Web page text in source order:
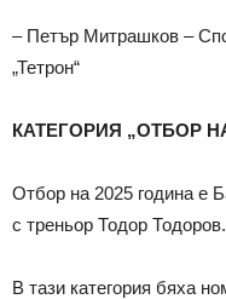
– Петър Митрашков –
„Тетрон“
КАТЕГОРИЯ „ОТБОР
Отбор на 2025 година е
с треньор Тодор Тодоров.
В тази категория бяха